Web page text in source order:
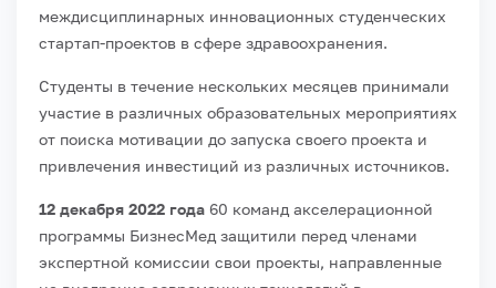
междисциплинарных инновационных студенческих
стартап-проектов в сфере здравоохранения.
Студенты в течение нескольких месяцев принимали
участие в различных образовательных мероприятиях
от поиска мотивации до запуска своего проекта и
привлечения инвестиций из различных источников.
12 декабря 2022 года 60 команд акселерационной
программы БизнесМед защитили перед членами
экспертной комиссии свои проекты, направленные